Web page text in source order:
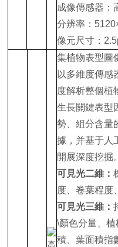
成像傳感器：
分辨率：
像元尺寸：
集植物表型圖
以多維度傳感
度解析整個植
生長關鍵表型
勢、組分含量
據，并基于人
開展深度挖掘。
可見光二維：
度、卷葉程度
可見光三維：
\顏色分量、
積、葉面積指